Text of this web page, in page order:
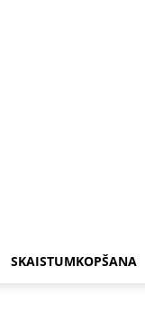
SKAISTUMKOPŠANA